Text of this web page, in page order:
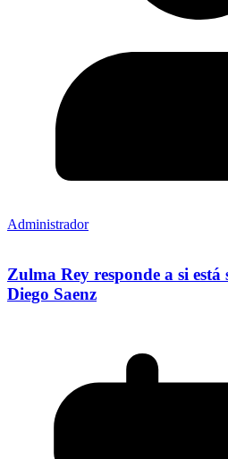
Administrador
Zulma Rey responde a si está
Diego Saenz